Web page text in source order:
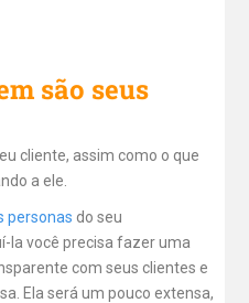
são seus
cliente, assim como o que
a ele.
personas do seu
la você precisa fazer uma
com seus clientes e
Ela será um pouco extensa,